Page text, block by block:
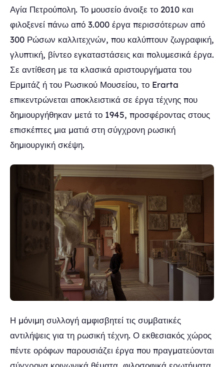
Αγία Πετρούπολη. Το μουσείο άνοιξε το 2010 και
φιλοξενεί πάνω από 3.000 έργα περισσότερων από
300 Ρώσων καλλιτεχνών, που καλύπτουν ζωγραφική,
γλυπτική, βίντεο εγκαταστάσεις και πολυμεσικά έργα.
Σε αντίθεση με τα κλασικά αριστουργήματα του
Ερμιτάζ ή του Ρωσικού Μουσείου, το Erarta
επικεντρώνεται αποκλειστικά σε έργα τέχνης που
δημιουργήθηκαν μετά το 1945, προσφέροντας στους
επισκέπτες μια ματιά στη σύγχρονη ρωσική
δημιουργική σκέψη.
Η μόνιμη συλλογή αμφισβητεί τις συμβατικές
αντιλήψεις για τη ρωσική τέχνη. Ο εκθεσιακός χώρος
πέντε ορόφων παρουσιάζει έργα που πραγματεύονται